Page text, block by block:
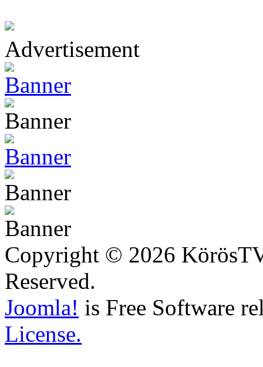
Advertisement
Copyright © 2026
Reserved.
Joomla! is Free Software
License.